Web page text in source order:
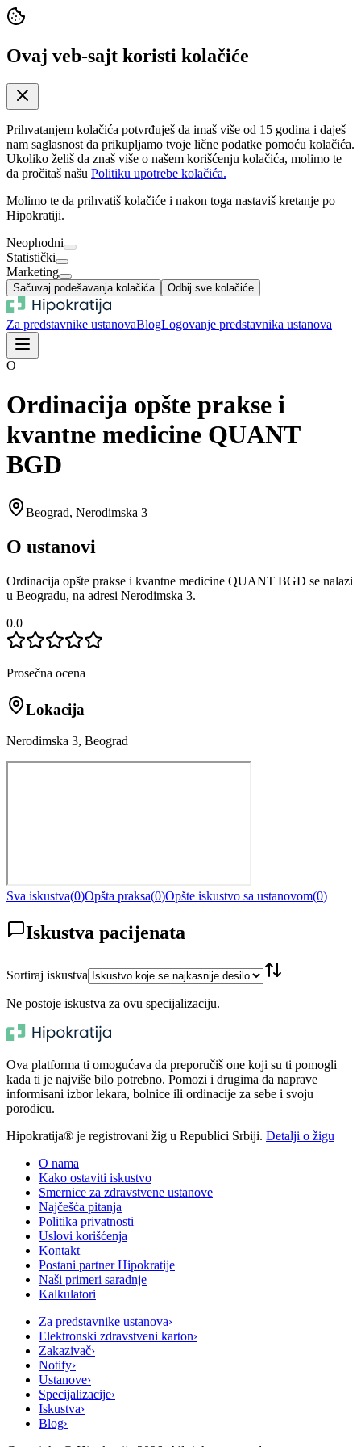
Ovaj veb-sajt koristi kolačiće
Prihvatanjem kolačića potvrđuješ da imaš više od 15 godina i daješ
nam saglasnost da prikupljamo tvoje lične podatke pomoću kolačića.
Ukoliko želiš da znaš više o našem korišćenju kolačića, molimo te
da pročitaš našu Politiku upotrebe kolačića.
Molimo te da prihvatiš kolačiće i nakon toga nastaviš kretanje po
Hipokratiji.
Neophodni
Statistički
Marketing
Sačuvaj podešavanja kolačića Odbij sve kolačiće
Za predstavnike ustanovaBlogLogovanje predstavnika ustanova
O
Ordinacija opšte prakse i
kvantne medicine QUANT
BGD
Beograd, Nerodimska 3
O ustanovi
Ordinacija opšte prakse i kvantne medicine QUANT BGD se nalazi
u Beogradu, na adresi Nerodimska 3.
0.0
Prosečna ocena
Lokacija
Nerodimska 3, Beograd
Sva iskustva(0)Opšta praksa(0)Opšte iskustvo sa ustanovom(0)
Iskustva pacijenata
Sortiraj iskustva
Ne postoje iskustva za ovu specijalizaciju.
Ova platforma ti omogućava da preporučiš one koji su ti pomogli
kada ti je najviše bilo potrebno. Pomozi i drugima da naprave
informisani izbor lekara, bolnice ili ordinacije za sebe i svoju
porodicu.
Hipokratija® je registrovani žig u Republici Srbiji. Detalji o žigu
O nama
Kako ostaviti iskustvo
Smernice za zdravstvene ustanove
Najčešća pitanja
Politika privatnosti
Uslovi korišćenja
Kontakt
Postani partner Hipokratije
Naši primeri saradnje
Kalkulatori
Za predstavnike ustanova›
Elektronski zdravstveni karton›
Zakazivač›
Notify›
Ustanove›
Specijalizacije›
Iskustva›
Blog›